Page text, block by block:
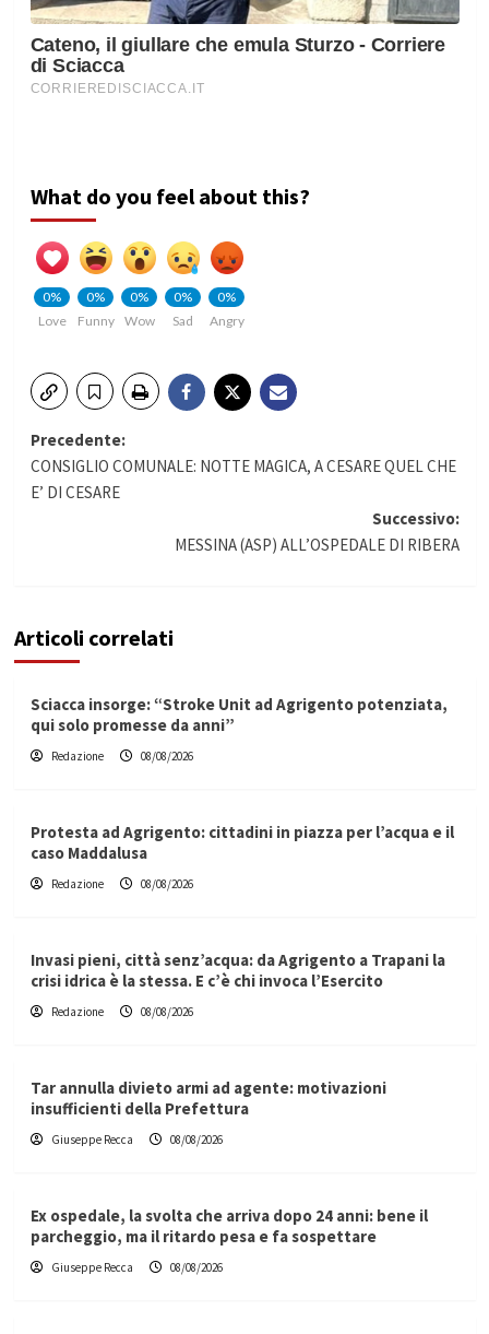
What do you feel about this?
0%
Love
0%
Funny
0%
Wow
0%
Sad
0%
Angry
Navigazione
articolo
Precedente:
CONSIGLIO COMUNALE: NOTTE MAGICA, A CESARE QUEL CHE
E’ DI CESARE
Successivo:
MESSINA (ASP) ALL’OSPEDALE DI RIBERA
Articoli correlati
Sciacca insorge: “Stroke Unit ad Agrigento potenziata,
qui solo promesse da anni”
Redazione 08/08/2026
Protesta ad Agrigento: cittadini in piazza per l’acqua e il
caso Maddalusa
Redazione 08/08/2026
Invasi pieni, città senz’acqua: da Agrigento a Trapani la
crisi idrica è la stessa. E c’è chi invoca l’Esercito
Redazione 08/08/2026
Tar annulla divieto armi ad agente: motivazioni
insufficienti della Prefettura
Giuseppe Recca 08/08/2026
Ex ospedale, la svolta che arriva dopo 24 anni: bene il
parcheggio, ma il ritardo pesa e fa sospettare
Giuseppe Recca 08/08/2026